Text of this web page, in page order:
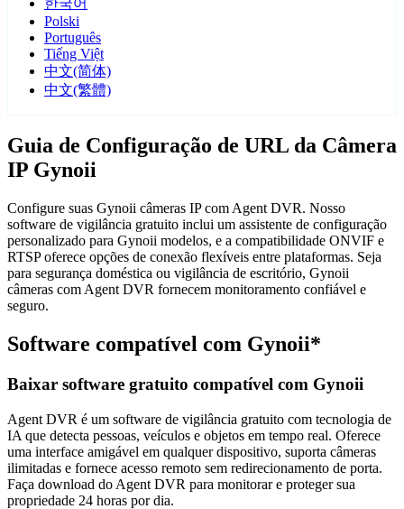
한국어
Polski
Português
Tiếng Việt
中文(简体)
中文(繁體)
Guia de Configuração de URL da Câmera
IP Gynoii
Configure suas Gynoii câmeras IP com Agent DVR. Nosso
software de vigilância gratuito inclui um assistente de configuração
personalizado para Gynoii modelos, e a compatibilidade ONVIF e
RTSP oferece opções de conexão flexíveis entre plataformas. Seja
para segurança doméstica ou vigilância de escritório, Gynoii
câmeras com Agent DVR fornecem monitoramento confiável e
seguro.
Software compatível com Gynoii*
Baixar software gratuito compatível com Gynoii
Agent DVR é um software de vigilância gratuito com tecnologia de
IA que detecta pessoas, veículos e objetos em tempo real. Oferece
uma interface amigável em qualquer dispositivo, suporta câmeras
ilimitadas e fornece acesso remoto sem redirecionamento de porta.
Faça download do Agent DVR para monitorar e proteger sua
propriedade 24 horas por dia.